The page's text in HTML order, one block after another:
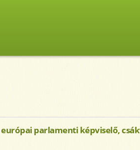
parlamenti képviselő,